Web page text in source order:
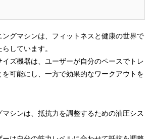
グマシンは、フィットネスと健康の世界で
しています。
イズ機器は、ユーザーが自分のペースでトレ
を可能にし、一方で効果的なワークアウトを
シンは、抵抗力を調整するための油圧シス